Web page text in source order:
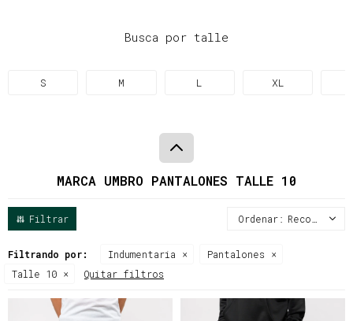
Busca por talle
S M L XL
MARCA UMBRO PANTALONES TALLE 10
Recomendados
Filtrando por: Indumentaria
Pantalones
Talle 10
Quitar filtros